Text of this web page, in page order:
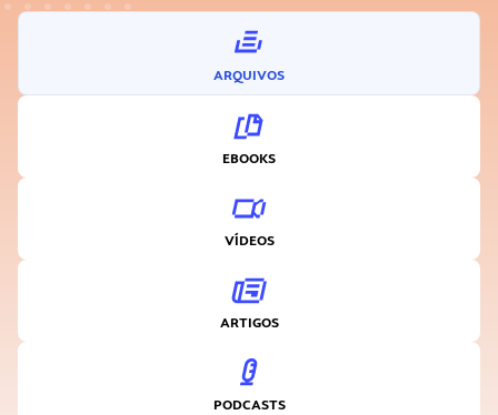
ARQUIVOS
EBOOKS
VÍDEOS
ARTIGOS
PODCASTS